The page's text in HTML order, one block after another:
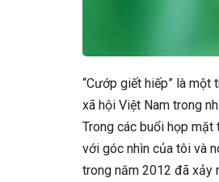
“Cướp giết hiếp” là
xã hội Việt Nam trong
Trong các buổi họp mặt
với góc nhìn của tôi và
trong năm 2012 đã xảy